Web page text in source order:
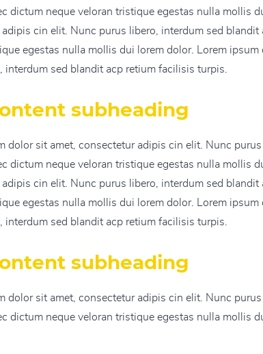
dictum neque veloran tristique egestas nulla mollis
cin elit. Nunc purus libero, interdum sed
egestas nulla mollis dui lorem dolor. Lorem
interdum sed blandit acp retium facilisis turpis.
subheading
dolor sit amet, consectetur adipis cin elit. Nunc
dictum neque veloran tristique egestas nulla mollis
cin elit. Nunc purus libero, interdum sed
egestas nulla mollis dui lorem dolor. Lorem
interdum sed blandit acp retium facilisis turpis.
subheading
dolor sit amet, consectetur adipis cin elit. Nunc
dictum neque veloran tristique egestas nulla mollis